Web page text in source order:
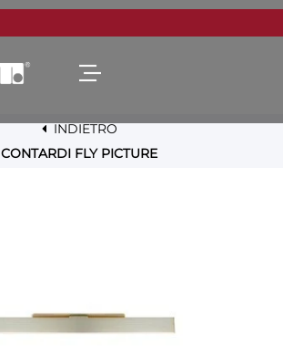
Open menu
INDIETRO
CONTARDI FLY PICTURE